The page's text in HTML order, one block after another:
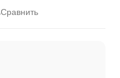
Сравнить